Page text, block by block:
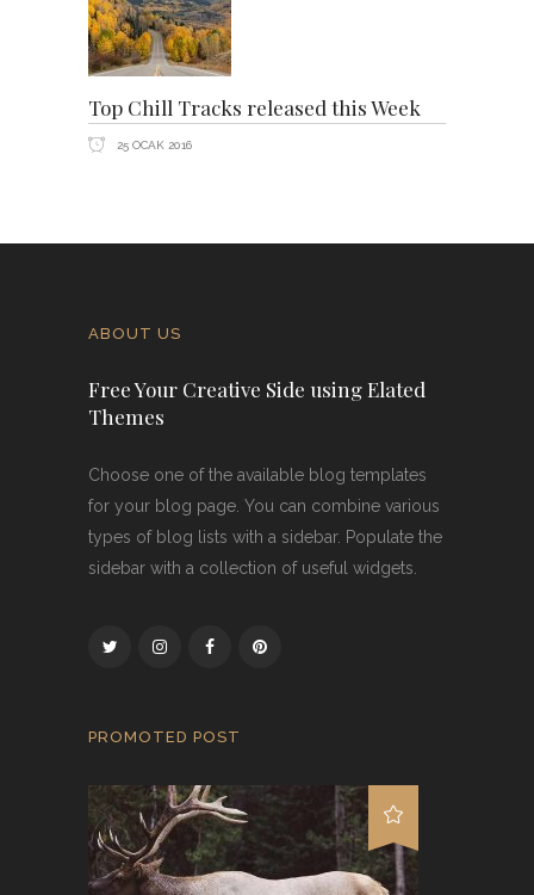
Top Chill Tracks released this Week
25 OCAK 2016
ABOUT US
Free Your Creative Side using Elated
Themes
Choose one of the available blog templates
for your blog page. You can combine various
types of blog lists with a sidebar. Populate the
sidebar with a collection of useful widgets.
PROMOTED POST